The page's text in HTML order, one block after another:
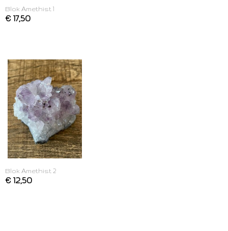
Blok Amethist 1
€ 17,50
Blok Amethist 2
€ 12,50